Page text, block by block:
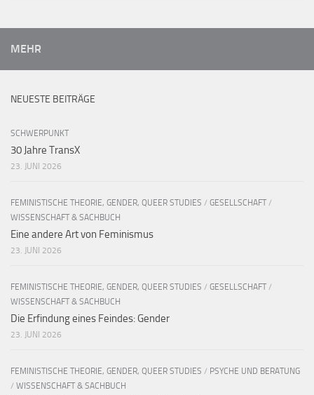
MEHR
NEUESTE BEITRÄGE
SCHWERPUNKT
30 Jahre TransX
23. JUNI 2026
FEMINISTISCHE THEORIE, GENDER, QUEER STUDIES / GESELLSCHAFT /
WISSENSCHAFT & SACHBUCH
Eine andere Art von Feminismus
23. JUNI 2026
FEMINISTISCHE THEORIE, GENDER, QUEER STUDIES / GESELLSCHAFT /
WISSENSCHAFT & SACHBUCH
Die Erfindung eines Feindes: Gender
23. JUNI 2026
FEMINISTISCHE THEORIE, GENDER, QUEER STUDIES / PSYCHE UND BERATUNG
/ WISSENSCHAFT & SACHBUCH